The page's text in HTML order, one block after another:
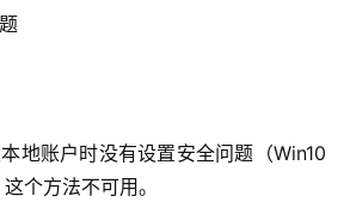
地账户时没有设置安全问题（Win10
个方法不可用。